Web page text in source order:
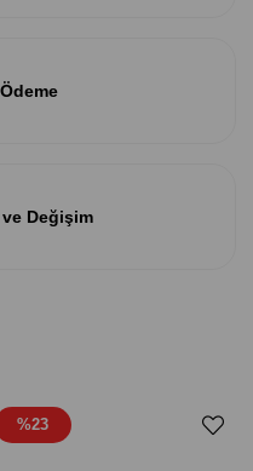
Değişim
%23